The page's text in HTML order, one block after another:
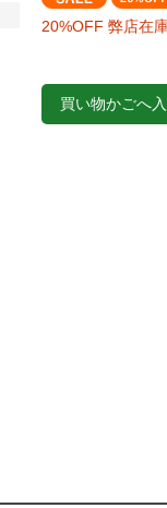
20%OFF 弊店在
買い物かごへ